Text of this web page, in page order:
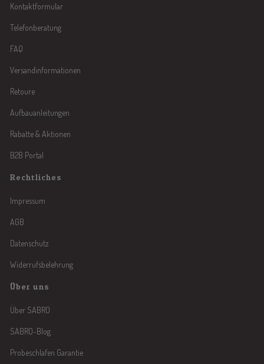
Kontaktformular
Telefonberatung
FAQ
Versandinformationen
Retoure
Aufbauanleitungen
Rabatte & Aktionen
B2B Portal
Rechtliches
Impressum
AGB
Datenschutz
Widerrufsbelehrung
Über uns
Über SABRO
SABRO-Blog
Probeschlafen Garantie